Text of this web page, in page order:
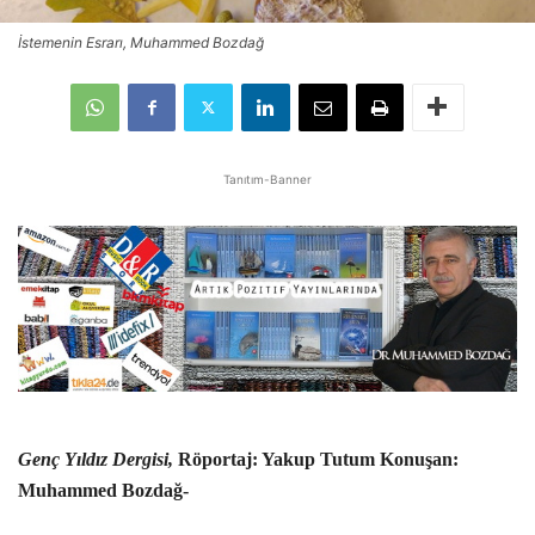
İstemenin Esrarı, Muhammed Bozdağ
Tanıtım-Banner
Genç Yıldız Dergisi, Röportaj: Yakup Tutum Konuşan:
Muhammed Bozdağ-